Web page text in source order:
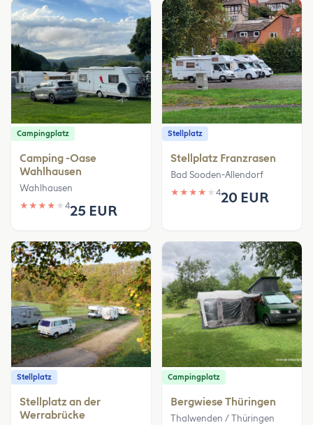
Campingplatz
Camping -Oase
Wahlhausen
Wahlhausen
★ ★ ★ ★ ★ 425 EUR
Stellplatz
Stellplatz Franzrasen
Bad Sooden-Allendorf
★ ★ ★ ★ ★ 420 EUR
Stellplatz
Stellplatz an der
Werrabrücke
Campingplatz
Bergwiese Thüringen
Thalwenden / Thüringen